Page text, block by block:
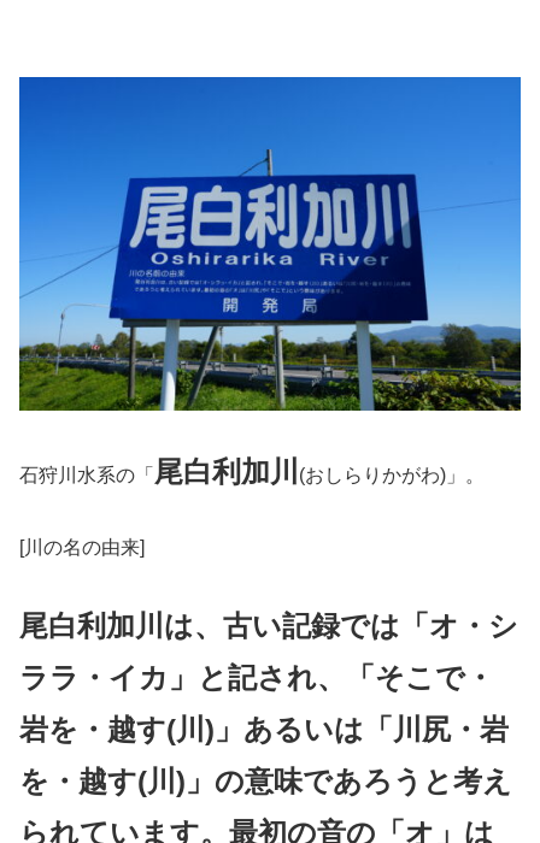
石狩川水系の「 尾白利加川 (おしらりかがわ)」。
[川の名の由来]
尾白利加川は、古い記録では「オ・シ
ララ・イカ」と記され、「そこで・
岩を・越す(川)」あるいは「川尻・岩
を・越す(川)」の意味であろうと考え
られています。最初の音の「オ」は